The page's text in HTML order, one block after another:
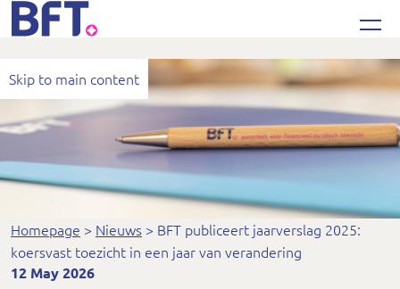
Skip to main content
Bureau Financieel Toezicht
Homepage Nieuws
BFT publiceert jaarverslag 2025:
koersvast toezicht in een jaar van verandering
12 May 2026